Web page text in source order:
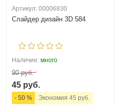
Артикул: 00006830
Слайдер дизайн 3D 584
Наличие: много
90 руб.
45 руб.
- 50 % Экономия 45 руб.